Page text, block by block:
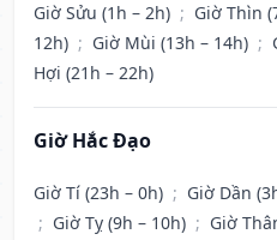
Giờ Sửu (1h – 2h) ; Giờ Thìn
12h) ; Giờ Mùi (13h – 14h) ;
Hợi (21h – 22h)
Giờ Hắc Đạo
Giờ Tí (23h – 0h) ; Giờ Dần
; Giờ Tỵ (9h – 10h) ; Giờ